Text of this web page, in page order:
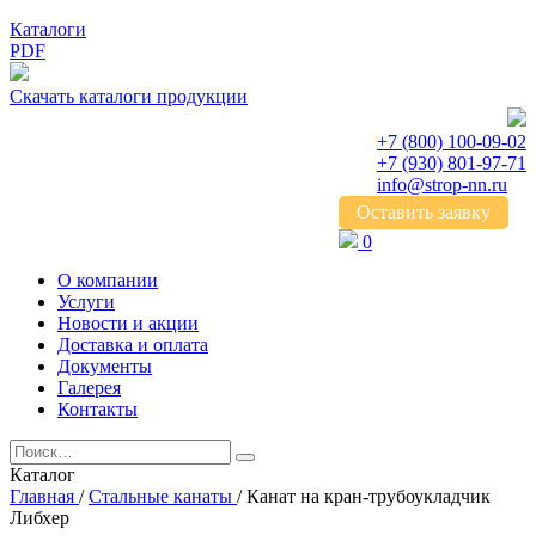
Каталоги
PDF
Скачать каталоги продукции
+7 (800) 100-09-02
+7 (930) 801-97-71
info@strop-nn.ru
Оставить заявку
0
О компании
Услуги
Новости и акции
Доставка и оплата
Документы
Галерея
Контакты
Каталог
Главная / Стальные канаты / Канат на кран-трубоукладчик
Либхер